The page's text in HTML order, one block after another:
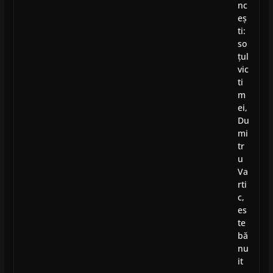
nc
eș
ti:
so
țul
vic
ti
m
ei,
Du
mi
tr
u
Va
rti
c,
es
te
bă
nu
it